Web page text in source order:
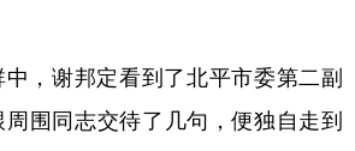
谢邦定看到了北平市委第二副
围同志交待了几句，便独自走到